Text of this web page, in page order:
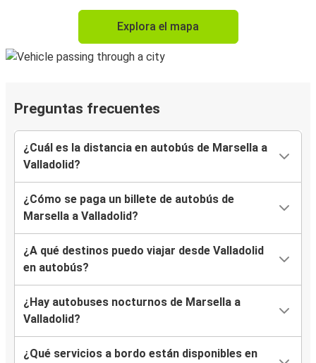
Explora el mapa
Preguntas frecuentes
¿Cuál es la distancia en autobús de Marsella a
Valladolid?
¿Cómo se paga un billete de autobús de
Marsella a Valladolid?
¿A qué destinos puedo viajar desde Valladolid
en autobús?
¿Hay autobuses nocturnos de Marsella a
Valladolid?
¿Qué servicios a bordo están disponibles en